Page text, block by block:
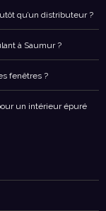
qu’un distributeur ?
à Saumur ?
fenêtres ?
un intérieur épuré